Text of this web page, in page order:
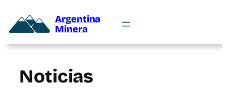
Argentina
Minera
Noticias